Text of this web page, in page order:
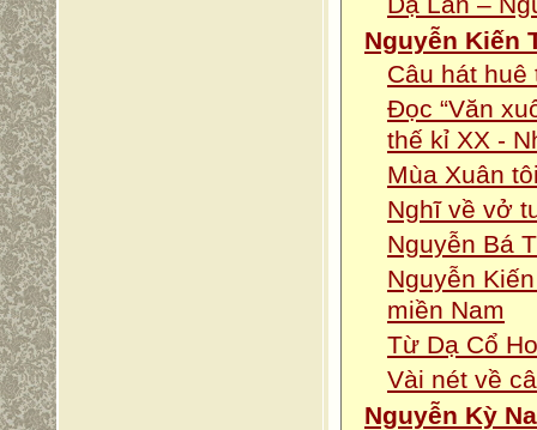
Nguyễn Kiến
Câu hát
Đọc “Văn
thế kỉ XX -
Mùa Xuân
Nghĩ về vở
Nguyễn Bá
Nguyễn
miền Nam
Từ Dạ Cổ
Vài nét về
Nguyễn Kỳ